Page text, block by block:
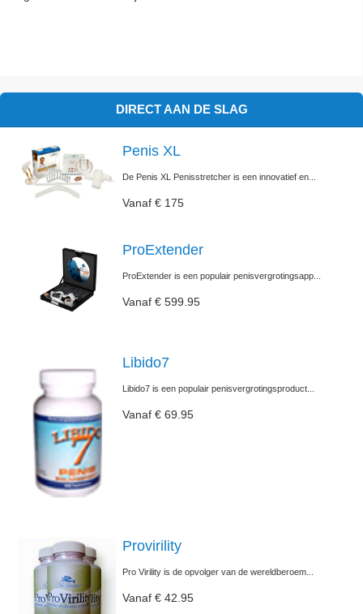
DIRECT AAN DE SLAG
Penis XL
De Penis XL Penisstretcher is een innovatief en...
Vanaf € 175
ProExtender
ProExtender is een populair penisvergrotingsapp...
Vanaf € 599.95
Libido7
Libido7 is een populair penisvergrotingsproduct...
Vanaf € 69.95
Provirility
Pro Virility is de opvolger van de wereldberoem...
Vanaf € 42.95